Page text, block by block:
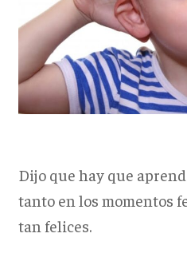
Dijo que hay que
tanto en los momentos
tan felices.